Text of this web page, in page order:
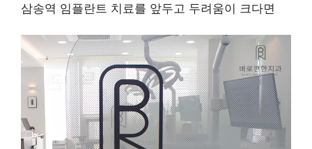
삼송역 임플란트 치료를 앞두고 두려움이 크다면